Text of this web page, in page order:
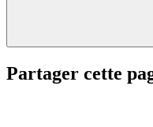
Partager cette